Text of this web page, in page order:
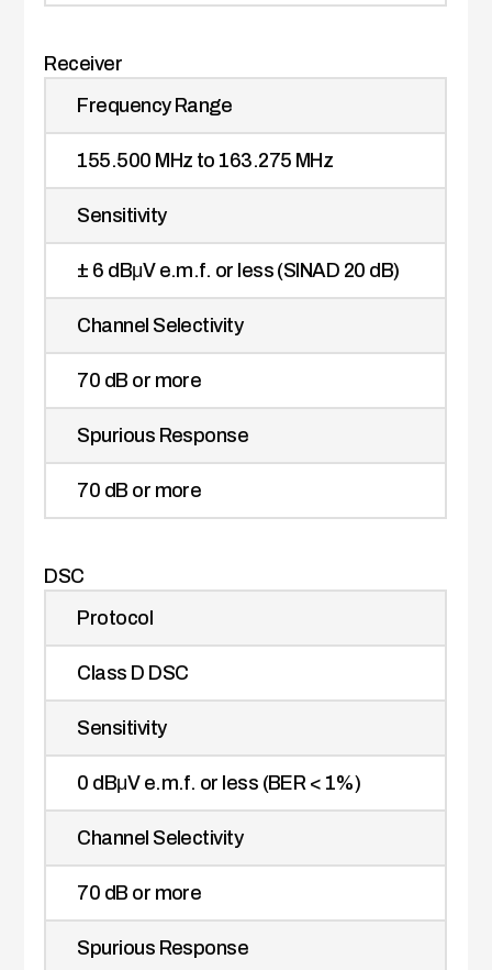
Receiver
Frequency Range
155.500 MHz to 163.275 MHz
Sensitivity
± 6 dBμV e.m.f. or less (SINAD 20 dB)
Channel Selectivity
70 dB or more
Spurious Response
70 dB or more
DSC
Protocol
Class D DSC
Sensitivity
0 dBμV e.m.f. or less (BER < 1%)
Channel Selectivity
70 dB or more
Spurious Response